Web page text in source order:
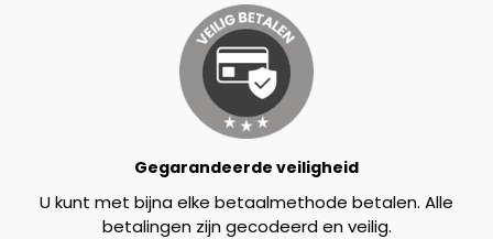
Gegarandeerde veiligheid
U kunt met bijna elke betaalmethode betalen. Alle
betalingen zijn gecodeerd en veilig.